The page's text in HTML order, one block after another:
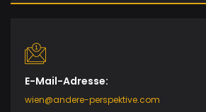
E-Mail-Adresse:
wien@andere-perspektive.com